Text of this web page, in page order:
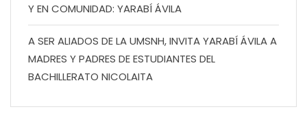
Y EN COMUNIDAD: YARABÍ ÁVILA
A SER ALIADOS DE LA UMSNH, INVITA YARABÍ ÁVILA A
MADRES Y PADRES DE ESTUDIANTES DEL
BACHILLERATO NICOLAITA